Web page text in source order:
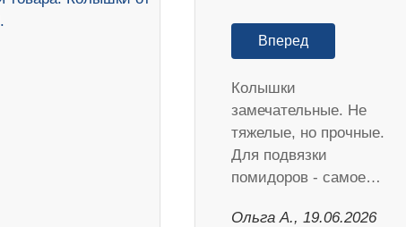
Вперед
Колышки
замечательные. Не
тяжелые, но прочные.
Для подвязки
помидоров - самое…
Ольга А., 19.06.2026